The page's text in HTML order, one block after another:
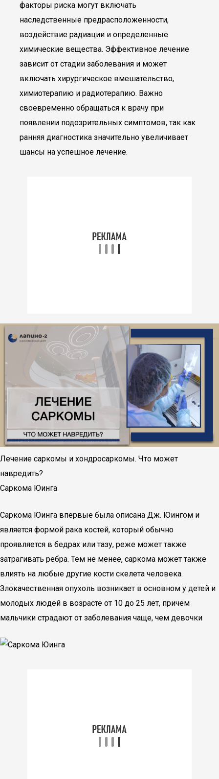
факторы риска могут включать
наследственные предрасположенности,
воздействие радиации и определенные
химические вещества. Эффективное лечение
зависит от стадии заболевания и может
включать хирургическое вмешательство,
химиотерапию и радиотерапию. Важно
своевременно обращаться к врачу при
появлении подозрительных симптомов, так как
ранняя диагностика значительно увеличивает
шансы на успешное лечение.
Лечение саркомы и хондросаркомы. Что может
навредить?
Саркома Юинга
Саркома Юинга впервые была описана Дж. Юингом и
является формой рака костей, который обычно
проявляется в бедрах или тазу, реже может также
затрагивать ребра. Тем не менее, саркома может также
влиять на любые другие кости скелета человека.
Злокачественная опухоль возникает в основном у детей и
молодых людей в возрасте от 10 до 25 лет, причем
мальчики страдают от заболевания чаще, чем девочки